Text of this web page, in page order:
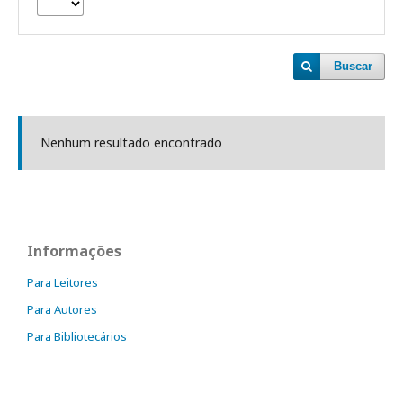
Buscar
Nenhum resultado encontrado
Informações
Para Leitores
Para Autores
Para Bibliotecários